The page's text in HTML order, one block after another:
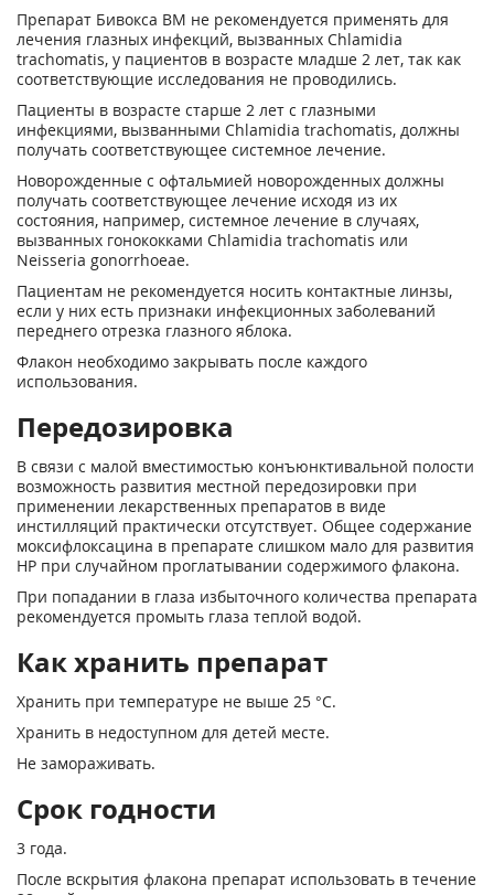
Препарат Бивокса ВМ не рекомендуется применять для
лечения глазных инфекций, вызванных Chlamidia
trachomatis, у пациентов в возрасте младше 2 лет, так как
соответствующие исследования не проводились.
Пациенты в возрасте старше 2 лет с глазными
инфекциями, вызванными Chlamidia trachomatis, должны
получать соответствующее системное лечение.
Новорожденные с офтальмией новорожденных должны
получать соответствующее лечение исходя из их
состояния, например, системное лечение в случаях,
вызванных гонококками Chlamidia trachomatis или
Neisseria gonorrhoeae.
Пациентам не рекомендуется носить контактные линзы,
если у них есть признаки инфекционных заболеваний
переднего отрезка глазного яблока.
Флакон необходимо закрывать после каждого
использования.
Передозировка
В связи с малой вместимостью конъюнктивальной полости
возможность развития местной передозировки при
применении лекарственных препаратов в виде
инстилляций практически отсутствует. Общее содержание
моксифлоксацина в препарате слишком мало для развития
HP при случайном проглатывании содержимого флакона.
При попадании в глаза избыточного количества препарата
рекомендуется промыть глаза теплой водой.
Как хранить препарат
Хранить при температуре не выше 25 °С.
Хранить в недоступном для детей месте.
Не замораживать.
Срок годности
3 года.
После вскрытия флакона препарат использовать в течение